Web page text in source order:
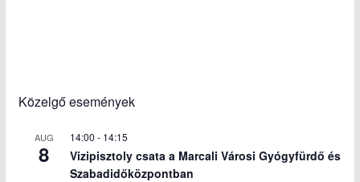
Közelgő események
AUG
8
14:00 - 14:15
Vizipisztoly csata a Marcali Városi Gyógyfürdő és
Szabadidőközpontban